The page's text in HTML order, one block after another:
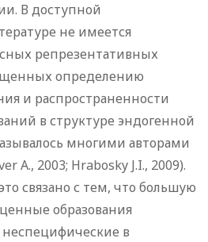
В доступной
не имеется
репрезентативных
определению
и распространенности
в структуре эндогенной
многими авторами
A., 2003; Hrabosky J.I., 2009).
связано с тем, что большую
образования
неспецифические в